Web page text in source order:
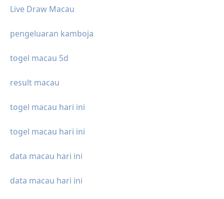
Live Draw Macau
pengeluaran kamboja
togel macau 5d
result macau
togel macau hari ini
togel macau hari ini
data macau hari ini
data macau hari ini